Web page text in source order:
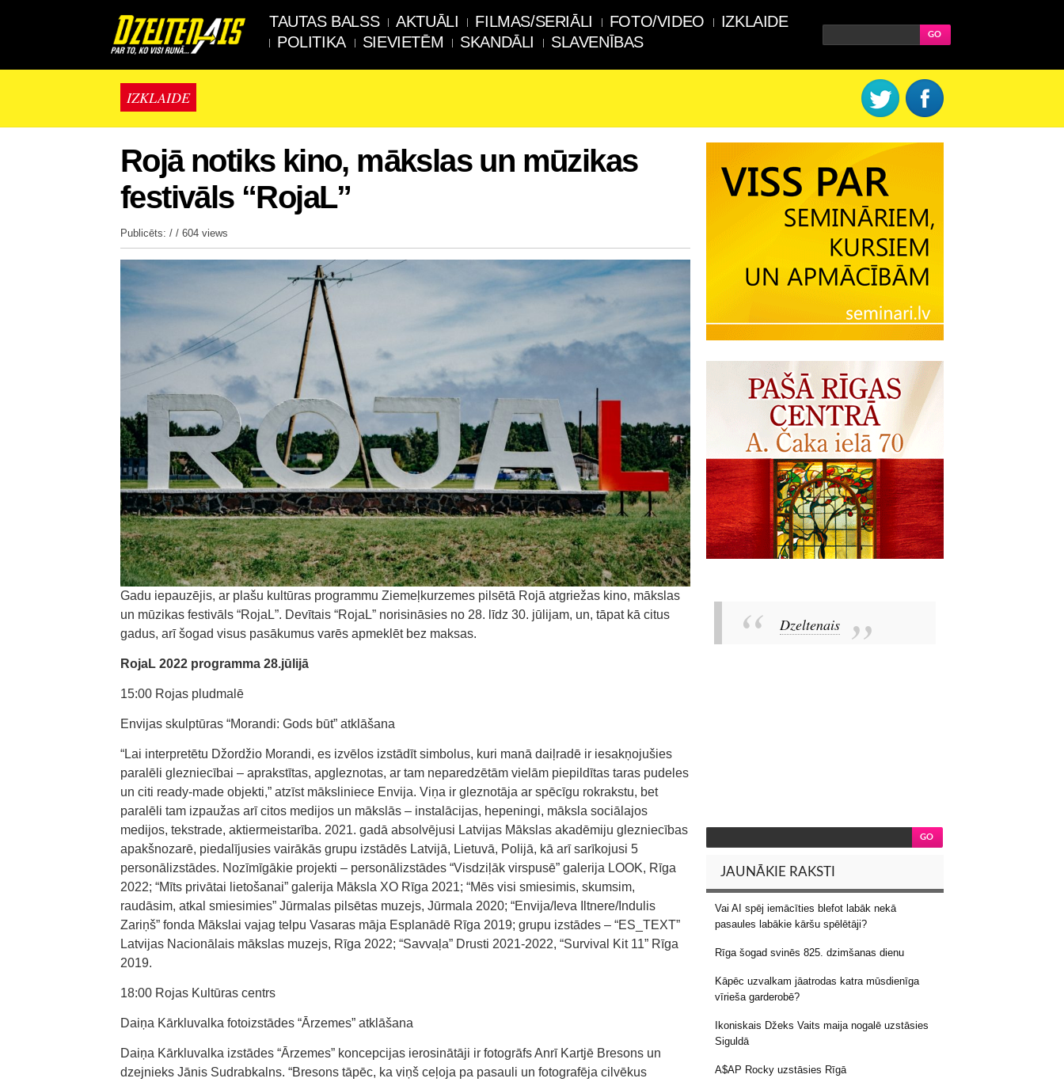
TAUTAS BALSS AKTUĀLI FILMAS/SERIĀLI FOTO/VIDEO
IZKLAIDE
POLITIKA
SIEVIETĒM SKANDĀLI SLAVENĪBAS
IZKLAIDE
Rojā notiks kino, mākslas un mūzikas
festivāls “RojaL”
Publicēts: / / 604 views
Gadu iepauzējis, ar plašu kultūras programmu Ziemeļkurzemes pilsētā Rojā atgriežas kino, mākslas
un mūzikas festivāls “RojaL”. Devītais “RojaL” norisināsies no 28. līdz 30. jūlijam, un, tāpat kā citus
gadus, arī šogad visus pasākumus varēs apmeklēt bez maksas.
RojaL 2022 programma 28.jūlijā
15:00 Rojas pludmalē
Envijas skulptūras “Morandi: Gods būt” atklāšana
“Lai interpretētu Džordžio Morandi, es izvēlos izstādīt simbolus, kuri manā daiļradē ir iesakņojušies
paralēli glezniecībai – aprakstītas, apgleznotas, ar tam neparedzētām vielām piepildītas taras pudeles
un citi ready-made objekti,” atzīst māksliniece Envija. Viņa ir gleznotāja ar spēcīgu rokrakstu, bet
paralēli tam izpaužas arī citos medijos un mākslās – instalācijas, hepeningi, māksla sociālajos
medijos, tekstrade, aktiermeistarība. 2021. gadā absolvējusi Latvijas Mākslas akadēmiju glezniecības
apakšnozarē, piedalījusies vairākās grupu izstādēs Latvijā, Lietuvā, Polijā, kā arī sarīkojusi 5
personālizstādes. Nozīmīgākie projekti – personālizstādes “Visdziļāk virspusē” galerija LOOK, Rīga
2022; “Mīts privātai lietošanai” galerija Māksla XO Rīga 2021; “Mēs visi smiesimis, skumsim,
raudāsim, atkal smiesimies” Jūrmalas pilsētas muzejs, Jūrmala 2020; “Envija/Ieva Iltnere/Indulis
Zariņš” fonda Mākslai vajag telpu Vasaras māja Esplanādē Rīga 2019; grupu izstādes – “ES_TEXT”
Latvijas Nacionālais mākslas muzejs, Rīga 2022; “Savvaļa” Drusti 2021-2022, “Survival Kit 11” Rīga
2019.
18:00 Rojas Kultūras centrs
Daiņa Kārkluvalka fotoizstādes “Ārzemes” atklāšana
Daiņa Kārkluvalka izstādes “Ārzemes” koncepcijas ierosinātāji ir fotogrāfs Anrī Kartjē Bresons un
dzejnieks Jānis Sudrabkalns. “Bresons tāpēc, ka viņš ceļoja pa pasauli un fotografēja cilvēkus
Dzeltenais
JAUNĀKIE RAKSTI
Vai AI spēj iemācīties blefot labāk nekā
pasaules labākie kāršu spēlētāji?
Rīga šogad svinēs 825. dzimšanas dienu
Kāpēc uzvalkam jāatrodas katra mūsdienīga
vīrieša garderobē?
Ikoniskais Džeks Vaits maija nogalē uzstāsies
Siguldā
A$AP Rocky uzstāsies Rīgā